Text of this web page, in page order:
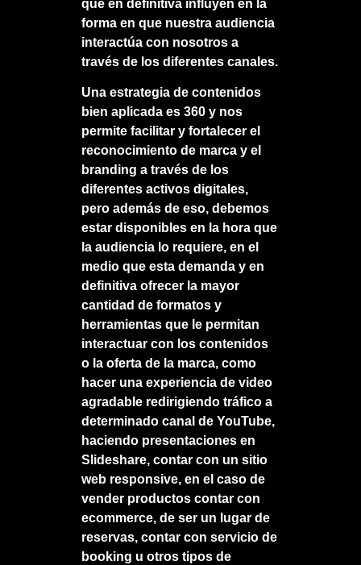
que en definitiva influyen en la
forma en que nuestra audiencia
interactúa con nosotros a
través de los diferentes canales.
Una estrategia de contenidos
bien aplicada es 360 y nos
permite facilitar y fortalecer el
reconocimiento de marca y el
branding a través de los
diferentes activos digitales,
pero además de eso, debemos
estar disponibles en la hora que
la audiencia lo requiere, en el
medio que esta demanda y en
definitiva ofrecer la mayor
cantidad de formatos y
herramientas que le permitan
interactuar con los contenidos
o la oferta de la marca, como
hacer una experiencia de video
agradable redirigiendo tráfico a
determinado canal de YouTube,
haciendo presentaciones en
Slideshare, contar con un sitio
web responsive, en el caso de
vender productos contar con
ecommerce, de ser un lugar de
reservas, contar con servicio de
booking u otros tipos de